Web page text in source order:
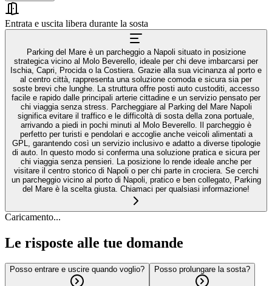
Entrata e uscita libera durante la sosta
Parking del Mare è un parcheggio a Napoli situato in posizione
strategica vicino al Molo Beverello, ideale per chi deve imbarcarsi per
Ischia, Capri, Procida o la Costiera. Grazie alla sua vicinanza al porto e
al centro città, rappresenta una soluzione comoda e sicura sia per
soste brevi che lunghe. La struttura offre posti auto custoditi, accesso
facile e rapido dalle principali arterie cittadine e un servizio pensato per
chi viaggia senza stress. Parcheggiare al Parking del Mare Napoli
significa evitare il traffico e le difficoltà di sosta della zona portuale,
arrivando a piedi in pochi minuti al Molo Beverello. Il parcheggio è
perfetto per turisti e pendolari e accoglie anche veicoli alimentati a
GPL, garantendo così un servizio inclusivo e adatto a diverse tipologie
di auto. In questo modo si conferma una soluzione pratica e sicura per
chi viaggia senza pensieri. La posizione lo rende ideale anche per
visitare il centro storico di Napoli o per chi parte in crociera. Se cerchi
un parcheggio vicino al porto di Napoli, pratico e ben collegato, Parking
del Mare è la scelta giusta. Chiamaci per qualsiasi informazione!
Caricamento...
Le risposte alle tue domande
Posso entrare e uscire quando voglio? Posso prolungare la sosta?